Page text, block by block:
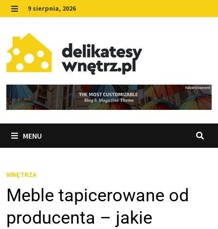
Skip
to
content
MENU
9 sierpnia, 2026
MENU
WNĘTRZA
Meble tapicerowane od
producenta – jakie